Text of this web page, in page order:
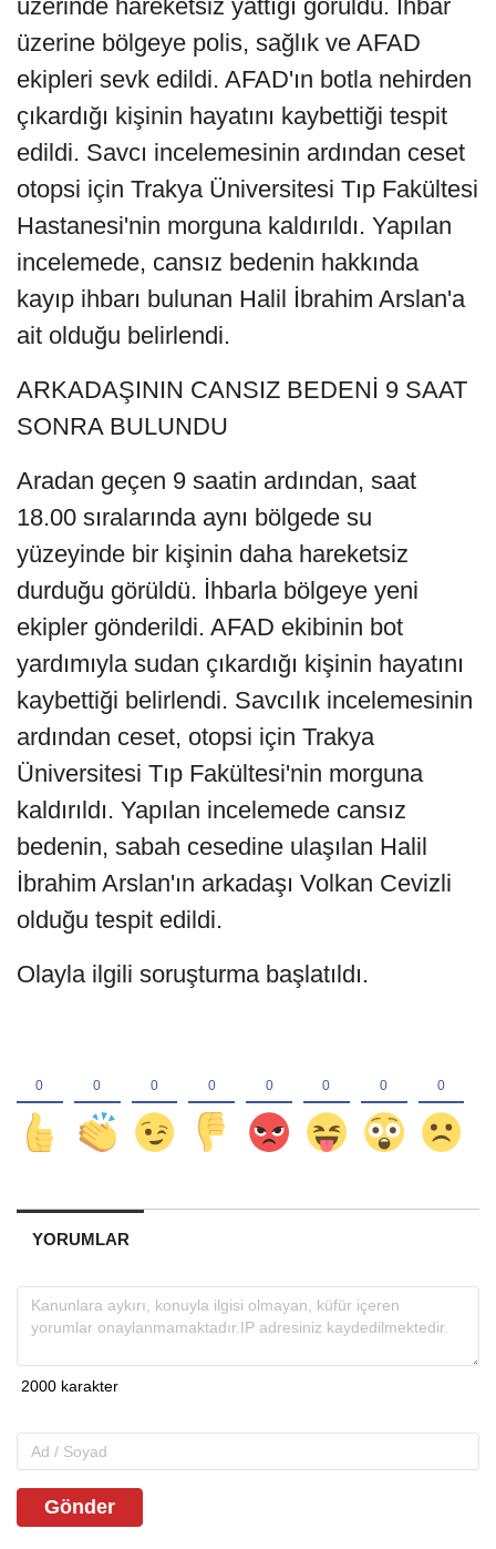
üzerinde hareketsiz yattığı görüldü. İhbar
üzerine bölgeye polis, sağlık ve AFAD
ekipleri sevk edildi. AFAD'ın botla nehirden
çıkardığı kişinin hayatını kaybettiği tespit
edildi. Savcı incelemesinin ardından ceset
otopsi için Trakya Üniversitesi Tıp Fakültesi
Hastanesi'nin morguna kaldırıldı. Yapılan
incelemede, cansız bedenin hakkında
kayıp ihbarı bulunan Halil İbrahim Arslan'a
ait olduğu belirlendi.
ARKADAŞININ CANSIZ BEDENİ 9 SAAT
SONRA BULUNDU
Aradan geçen 9 saatin ardından, saat
18.00 sıralarında aynı bölgede su
yüzeyinde bir kişinin daha hareketsiz
durduğu görüldü. İhbarla bölgeye yeni
ekipler gönderildi. AFAD ekibinin bot
yardımıyla sudan çıkardığı kişinin hayatını
kaybettiği belirlendi. Savcılık incelemesinin
ardından ceset, otopsi için Trakya
Üniversitesi Tıp Fakültesi'nin morguna
kaldırıldı. Yapılan incelemede cansız
bedenin, sabah cesedine ulaşılan Halil
İbrahim Arslan'ın arkadaşı Volkan Cevizli
olduğu tespit edildi.
Olayla ilgili soruşturma başlatıldı.
YORUMLAR
Gönder